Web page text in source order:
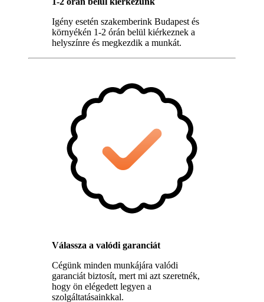
Igény esetén szakemberink Budapest és
környékén 1-2 órán belül kiérkeznek a
helyszínre és megkezdik a munkát.
Válassza a valódi garanciát
Cégünk minden munkájára valódi
garanciát biztosít, mert mi azt szeretnék,
hogy ön elégedett legyen a
szolgáltatásainkkal.